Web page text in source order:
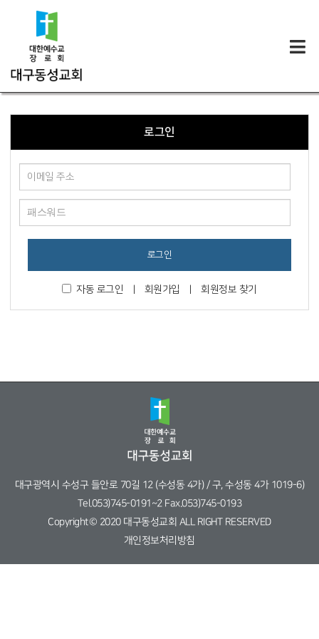
로그인
로그인
자동 로그인 회원가입 회원정보 찾기
대구광역시 수성구 들안로 70길 12 (수성동 4가) / 구, 수성동 4가 1019-6)
Tel.053)745-0191~2 Fax.053)745-0193
Copyright© 2020 대구동성교회 ALL RIGHT RESERVED
개인정보처리방침